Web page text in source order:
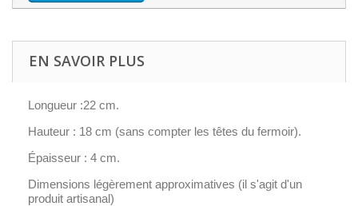
EN SAVOIR PLUS
Longueur :22 cm.
Hauteur : 18 cm (sans compter les têtes du fermoir).
Épaisseur : 4 cm.
Dimensions légèrement approximatives (il s'agit d'un
produit artisanal)